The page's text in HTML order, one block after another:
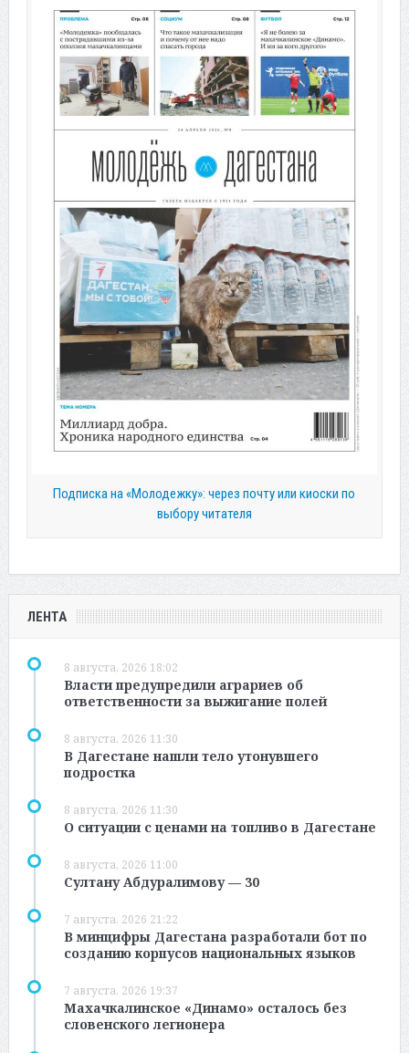
Подписка на «Молодежку»: через почту или киоски по
выбору читателя
ЛЕНТА
8 августа, 2026 18:02
Власти предупредили аграриев об
ответственности за выжигание полей
8 августа, 2026 11:30
В Дагестане нашли тело утонувшего
подростка
8 августа, 2026 11:30
О ситуации с ценами на топливо в Дагестане
8 августа, 2026 11:00
Султану Абдуралимову — 30
7 августа, 2026 21:22
В минцифры Дагестана разработали бот по
созданию корпусов национальных языков
7 августа, 2026 19:37
Махачкалинское «Динамо» осталось без
словенского легионера